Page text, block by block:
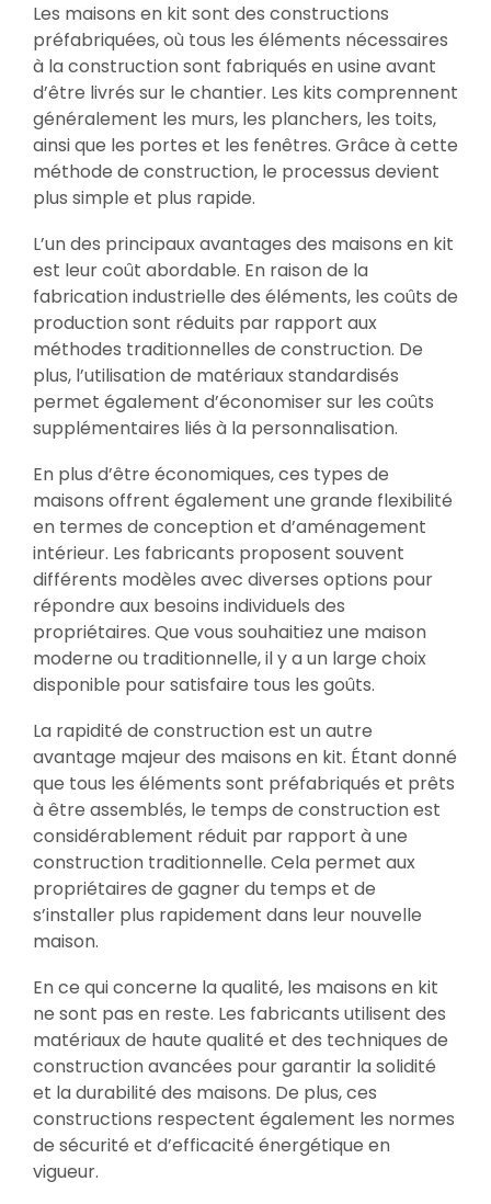
Les maisons en kit sont des constructions
préfabriquées, où tous les éléments nécessaires
à la construction sont fabriqués en usine avant
d’être livrés sur le chantier. Les kits comprennent
généralement les murs, les planchers, les toits,
ainsi que les portes et les fenêtres. Grâce à cette
méthode de construction, le processus devient
plus simple et plus rapide.
L’un des principaux avantages des maisons en kit
est leur coût abordable. En raison de la
fabrication industrielle des éléments, les coûts de
production sont réduits par rapport aux
méthodes traditionnelles de construction. De
plus, l’utilisation de matériaux standardisés
permet également d’économiser sur les coûts
supplémentaires liés à la personnalisation.
En plus d’être économiques, ces types de
maisons offrent également une grande flexibilité
en termes de conception et d’aménagement
intérieur. Les fabricants proposent souvent
différents modèles avec diverses options pour
répondre aux besoins individuels des
propriétaires. Que vous souhaitiez une maison
moderne ou traditionnelle, il y a un large choix
disponible pour satisfaire tous les goûts.
La rapidité de construction est un autre
avantage majeur des maisons en kit. Étant donné
que tous les éléments sont préfabriqués et prêts
à être assemblés, le temps de construction est
considérablement réduit par rapport à une
construction traditionnelle. Cela permet aux
propriétaires de gagner du temps et de
s’installer plus rapidement dans leur nouvelle
maison.
En ce qui concerne la qualité, les maisons en kit
ne sont pas en reste. Les fabricants utilisent des
matériaux de haute qualité et des techniques de
construction avancées pour garantir la solidité
et la durabilité des maisons. De plus, ces
constructions respectent également les normes
de sécurité et d’efficacité énergétique en
vigueur.